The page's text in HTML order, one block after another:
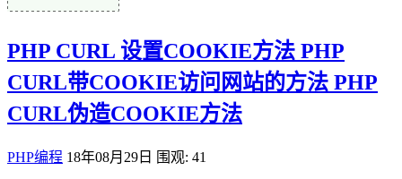
PHP CURL 设置COOKIE方法 PHP
CURL带COOKIE访问网站的方法 PHP
CURL伪造COOKIE方法
PHP编程 18年08月29日 围观: 41